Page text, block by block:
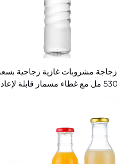
زجاجة مشروبات غازية زجاجية
530 مل مع غطاء مسمار قابلة